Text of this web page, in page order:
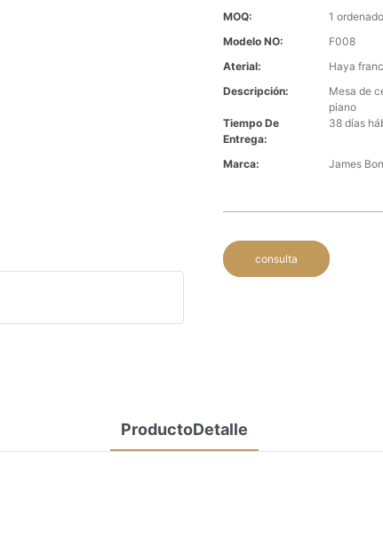
MOQ:
1
Modelo NO:
F008
Aterial:
Haya
Descripción:
Mesa de
piano
Tiempo De
Entrega:
38 días
Marca: James
consulta
ProductoDetalle